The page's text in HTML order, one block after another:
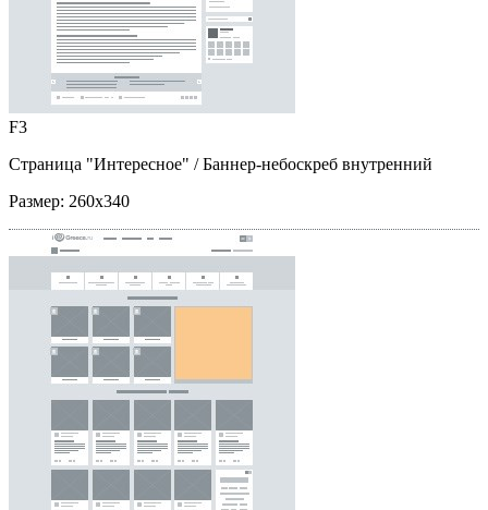
F3
Страница "Интересное" / Баннер-небоскреб внутренний
Размер: 260x340